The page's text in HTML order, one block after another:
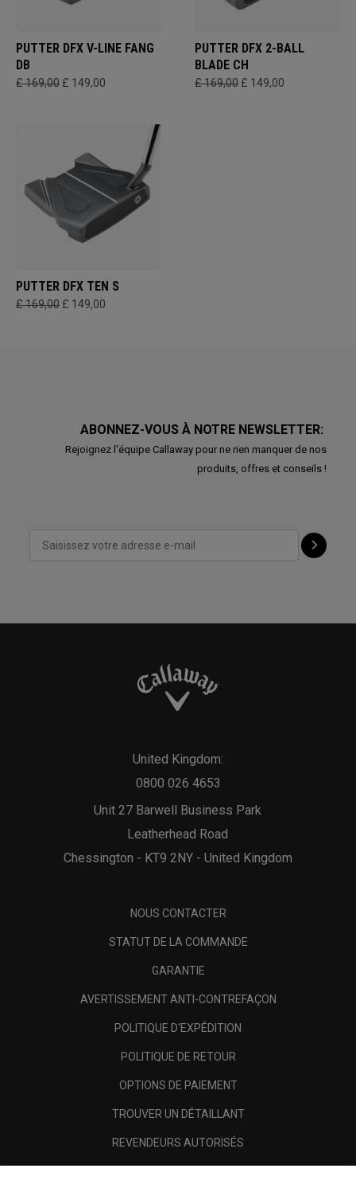
PUTTER DFX V-LINE FANG
DB
£ 169,00 £ 149,00
PUTTER DFX 2-BALL
BLADE CH
£ 169,00 £ 149,00
PUTTER DFX TEN S
£ 169,00 £ 149,00
ABONNEZ-VOUS À NOTRE NEWSLETTER:
Rejoignez l'équipe Callaway pour ne rien manquer de nos
produits, offres et conseils !
Unit 27 Barwell Business Park
Leatherhead Road
Chessington - KT9 2NY - United Kingdom
United Kingdom:
0800 026 4653
NOUS CONTACTER
STATUT DE LA COMMANDE
GARANTIE
AVERTISSEMENT ANTI-CONTREFAÇON
POLITIQUE D'EXPÉDITION
POLITIQUE DE RETOUR
OPTIONS DE PAIEMENT
TROUVER UN DÉTAILLANT
REVENDEURS AUTORISÉS